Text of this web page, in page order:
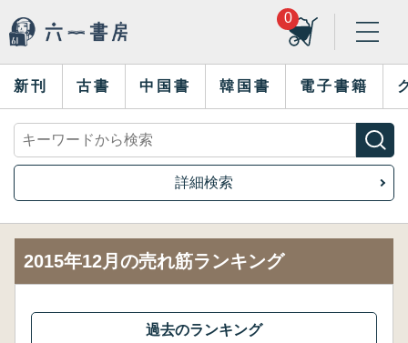
0
新刊 古書 中国書 韓国書 電子書籍
詳細検索
2015年12月の売れ筋ランキング